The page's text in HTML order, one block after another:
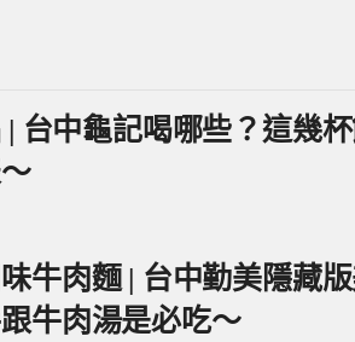
| 台中龜記喝哪些？這幾
牛肉麵 | 台中勤美隱藏
牛肉湯是必吃～